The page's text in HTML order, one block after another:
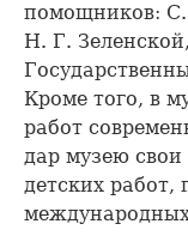
помощников: С.
Н. Г.
Кроме того, в
работ
дар музею
детских